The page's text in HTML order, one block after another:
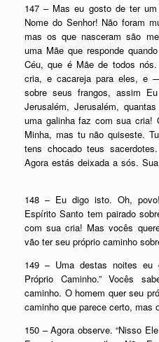
147 – Mas eu gosto de ter
Nome do Senhor! Não foram
mas os que nasceram são
uma Mãe que responde
Céu, que é Mãe de todos
cria, e cacareja para eles, e
sobre seus frangos, assim
Jerusalém, Jerusalém,
uma galinha faz com sua cria!
Minha, mas tu não quiseste.
tens chocado teus
Agora estás deixada a sós.
148 – Eu digo isto. Oh,
Espírito Santo tem pairado
com sua cria! Mas vocês
vão ter seu próprio caminho
149 – Uma destas noites eu
Próprio Caminho.” Vocês
caminho. O homem quer seu
caminho que parece certo, mas
150 – Agora observe. “Nisso